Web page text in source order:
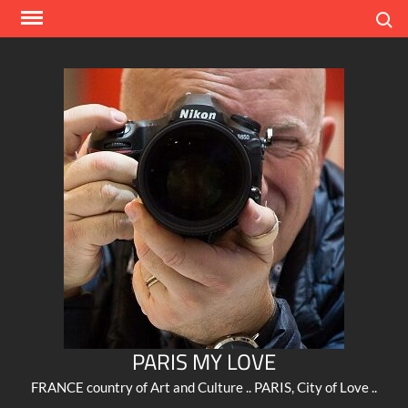
Skip
PARIS MY LOVE
FRANCE country of Art and Culture .. PARIS, City of Love ..